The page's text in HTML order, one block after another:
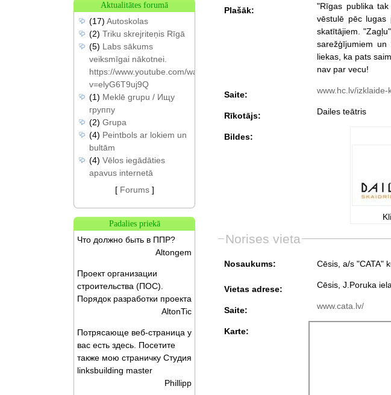
Plašāk:
"Rīgas publika
vēstulē pēc lugas
skatītājiem.
sarežģījumiem
liekas, ka pats
nav par vecu!
Saite: www.hc.lv/
Rīkotājs: Dailes teātris
Bildes:
Norises vieta
Nosaukums: Cēsis, a/s "CATA"
Vietas adrese: Cēsis, J.Poruka
Saite: www.cata.lv/
Karte:
Aktualitātes forumā
(17) Autoskolas
(2) Triku skrejriteņis Rīgā
(5) Labs sākums
veiksmīgai nākotnei.
https://www.youtube.com/watch?
v=elyG6T9uj9Q
(1) Meklē grupu / Ищу
группу
(2) Grupa
(4) Peintbols ar lokiem un
bultām
(4) Vēlos iegādāties
apavus internetā
[ Forums]
Padalies priekā
Что должно быть в ППР?
Altongem
Проект организации
строительства (ПОС).
Порядок разработки проекта
AltonTic
Потрясающе веб-страница у
вас есть здесь. Посетите
также мою страничку Студия
linksbuilding master
Phillipp